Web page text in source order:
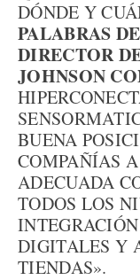
DÓNDE Y
PALABRAS
DIRECTOR
JOHNSON
BUENA
COMPAÑÍAS
ADECUADA
TODOS LOS
DIGITALES Y
TIENDAS».